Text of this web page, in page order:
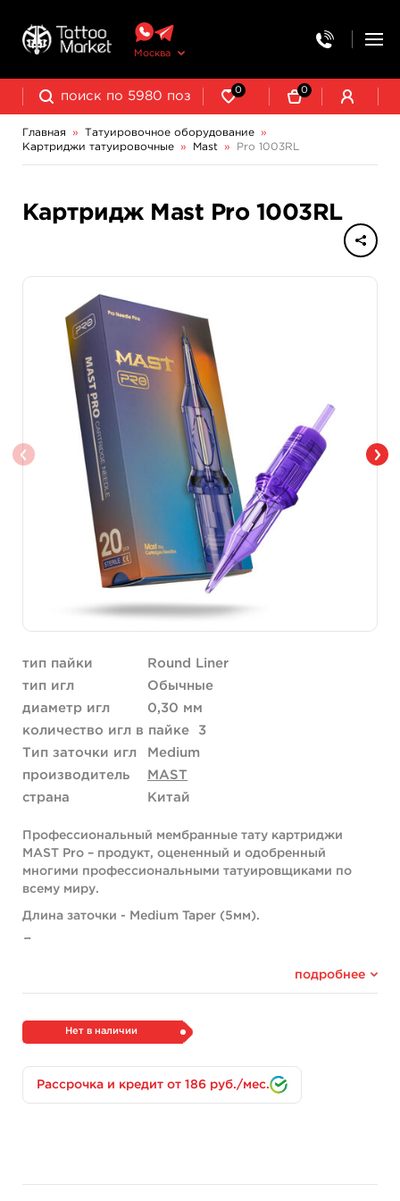
Москва
0 0
Главная » Татуировочное оборудование
»
Картриджи татуировочные
» Mast » Pro 1003RL
Картридж Mast Pro 1003RL
тип пайки
Round Liner
тип игл
Обычные
диаметр игл
0,30 мм
количество игл в пайке
3
Тип заточки игл
Medium
производитель
MAST
страна
Китай
Профессиональный мембранные тату картриджи
MAST Pro – продукт, оцененный и одобренный
многими профессиональными татуировщиками по
всему миру.
Длина заточки - Medium Taper (5мм).
Данные картриджи изготовлены из
надежность и остроту каждой иголки. Они
также проходят машинную полировку,
кожей клиента, стабильному потоку пигмента.
проверяется на соответствие стандартам компании и
отсутствие дефектов.
наличии 4 утолщенных стержней внутри игл, которые
подробнее
Нет в наличии
Рассрочка и кредит от 186 руб./мес.